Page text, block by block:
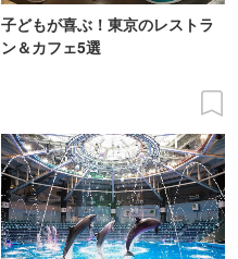
子どもが喜ぶ！東京のレストラ
ン＆カフェ5選